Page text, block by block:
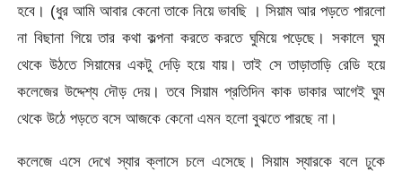
হবে। (ধুর আমি আবার কেনো তাকে নিয়ে ভাবছি । সিয়াম আর পড়তে পারলো
না বিছানা গিয়ে তার কথা কল্পনা করতে করতে ঘুমিয়ে পড়েছে। সকালে ঘুম
থেকে উঠতে সিয়ামের একটু দেড়ি হয়ে যায়। তাই সে তাড়াতাড়ি রেডি হয়ে
কলেজের উদ্দেশ্য দৌড় দেয়। তবে সিয়াম প্রতিদিন কাক ডাকার আগেই ঘুম
থেকে উঠে পড়তে বসে আজকে কেনো এমন হলো বুঝতে পারছে না।
কলেজে এসে দেখে স্যার ক্লাসে চলে এসেছে। সিয়াম স্যারকে বলে ঢুকে